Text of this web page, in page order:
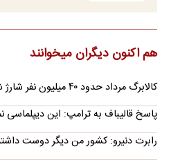
هم اکنون دیگران میخوانند
کالابرگ مرداد حدود ۴۰‌ میلیون نفر شارژ شد
پاسخ قالیباف به ترامپ: این
رابرت دنیرو: کشور من دیگر دوست